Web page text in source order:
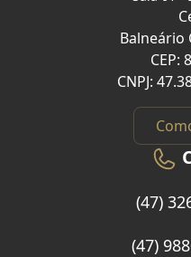
Balneário
CEP:
CNPJ:
(47)
(47)